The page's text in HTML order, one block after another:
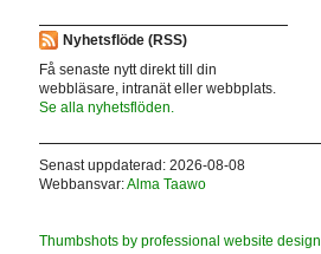
Nyhetsflöde (RSS)
Få senaste nytt direkt till din
webbläsare, intranät eller webbplats.
Se alla nyhetsflöden.
Senast uppdaterad: 2026-08-08
Webbansvar:Alma Taawo
Thumbshots by professional website design